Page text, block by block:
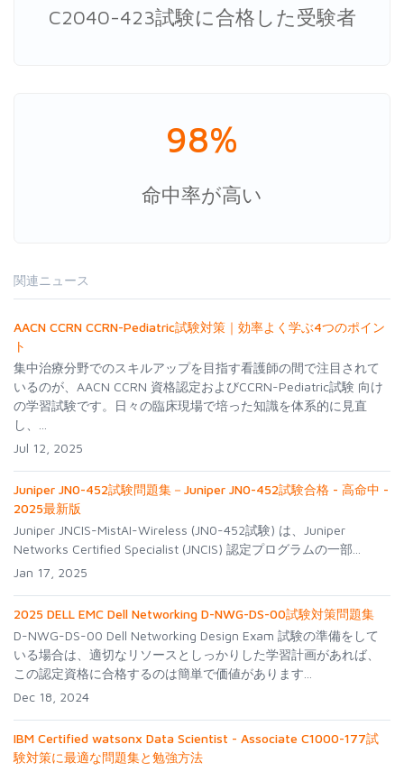
C2040-423試験に合格した受験者
98%
命中率が高い
関連ニュース
AACN CCRN CCRN-Pediatric試験対策｜効率よく学ぶ4つのポイン
ト
集中治療分野でのスキルアップを目指す看護師の間で注目されて
いるのが、AACN CCRN 資格認定およびCCRN-Pediatric試験 向け
の学習試験です。日々の臨床現場で培った知識を体系的に見直
し、...
Jul 12, 2025
Juniper JN0-452試験問題集－Juniper JN0-452試験合格 - 高命中 -
2025最新版
Juniper JNCIS-MistAI-Wireless (JN0-452試験) は、Juniper
Networks Certified Specialist (JNCIS) 認定プログラムの一部...
Jan 17, 2025
2025 DELL EMC Dell Networking D-NWG-DS-00試験対策問題集
D-NWG-DS-00 Dell Networking Design Exam 試験の準備をして
いる場合は、適切なリソースとしっかりした学習計画があれば、
この認定資格に合格するのは簡単で価値があります...
Dec 18, 2024
IBM Certified watsonx Data Scientist - Associate C1000-177試
験対策に最適な問題集と勉強方法